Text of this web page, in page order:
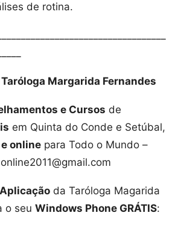
de rotina.
Margarida Fernandes
e Cursos de
em Quinta do Conde e Setúbal,
online para Todo o Mundo –
Aplicação da Taróloga Magarida
o seu Windows Phone GRÁTIS: